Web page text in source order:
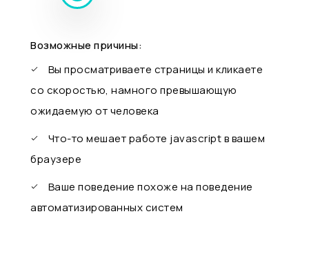
Возможные причины:
Вы просматриваете страницы и кликаете
со скоростью, намного превышающую
ожидаемую от человека
Что-то мешает работе javascript в вашем
браузере
Ваше поведение похоже на поведение
автоматизированных систем